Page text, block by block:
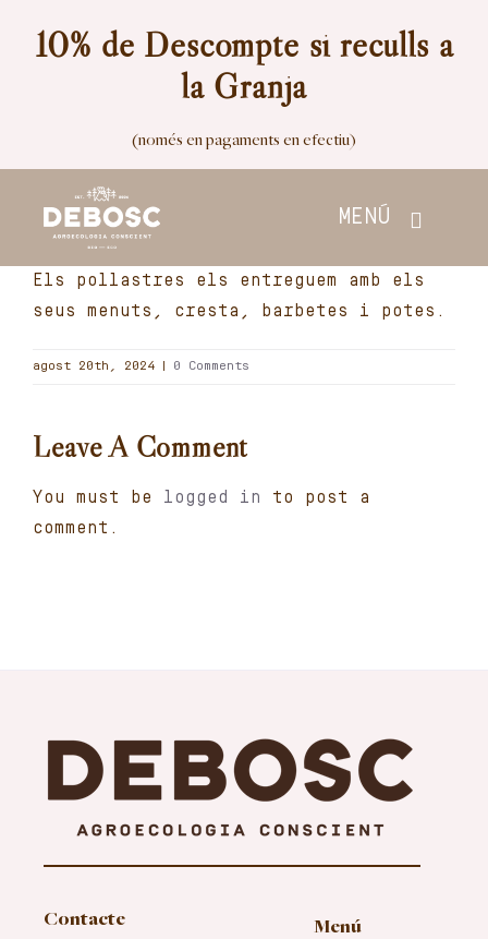
10% de Descompte si reculls a
la Granja
(només en pagaments en efectiu)
MENÚ
Els pollastres els entreguem amb els
seus menuts, cresta, barbetes i potes.
agost 20th, 2024 0 Comments
Leave A Comment
You must be logged in
to post a
comment.
Menú
Contacte